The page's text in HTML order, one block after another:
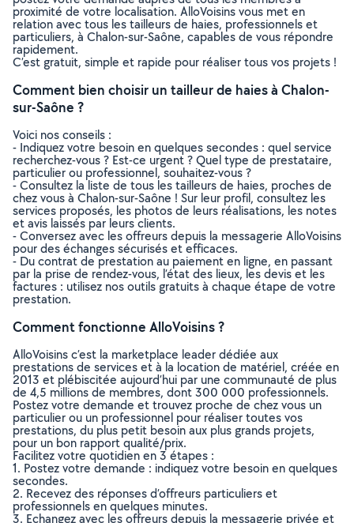
proximité de votre localisation. AlloVoisins vous met en
relation avec tous les tailleurs de haies, professionnels et
particuliers, à Chalon-sur-Saône, capables de vous répondre
rapidement.
C’est gratuit, simple et rapide pour réaliser tous vos projets !
Comment bien choisir un tailleur de haies à Chalon-
sur-Saône ?
Voici nos conseils :
- Indiquez votre besoin en quelques secondes : quel service
recherchez-vous ? Est-ce urgent ? Quel type de prestataire,
particulier ou professionnel, souhaitez-vous ?
- Consultez la liste de tous les tailleurs de haies, proches de
chez vous à Chalon-sur-Saône ! Sur leur profil, consultez les
services proposés, les photos de leurs réalisations, les notes
et avis laissés par leurs clients.
- Conversez avec les offreurs depuis la messagerie AlloVoisins
pour des échanges sécurisés et efficaces.
- Du contrat de prestation au paiement en ligne, en passant
par la prise de rendez-vous, l’état des lieux, les devis et les
factures : utilisez nos outils gratuits à chaque étape de votre
prestation.
Comment fonctionne AlloVoisins ?
AlloVoisins c’est la marketplace leader dédiée aux
prestations de services et à la location de matériel, créée en
2013 et plébiscitée aujourd’hui par une communauté de plus
de 4,5 millions de membres, dont 300 000 professionnels.
Postez votre demande et trouvez proche de chez vous un
particulier ou un professionnel pour réaliser toutes vos
prestations, du plus petit besoin aux plus grands projets,
pour un bon rapport qualité/prix.
Facilitez votre quotidien en 3 étapes :
1. Postez votre demande : indiquez votre besoin en quelques
secondes.
2. Recevez des réponses d’offreurs particuliers et
professionnels en quelques minutes.
3. Echangez avec les offreurs depuis la messagerie privée et